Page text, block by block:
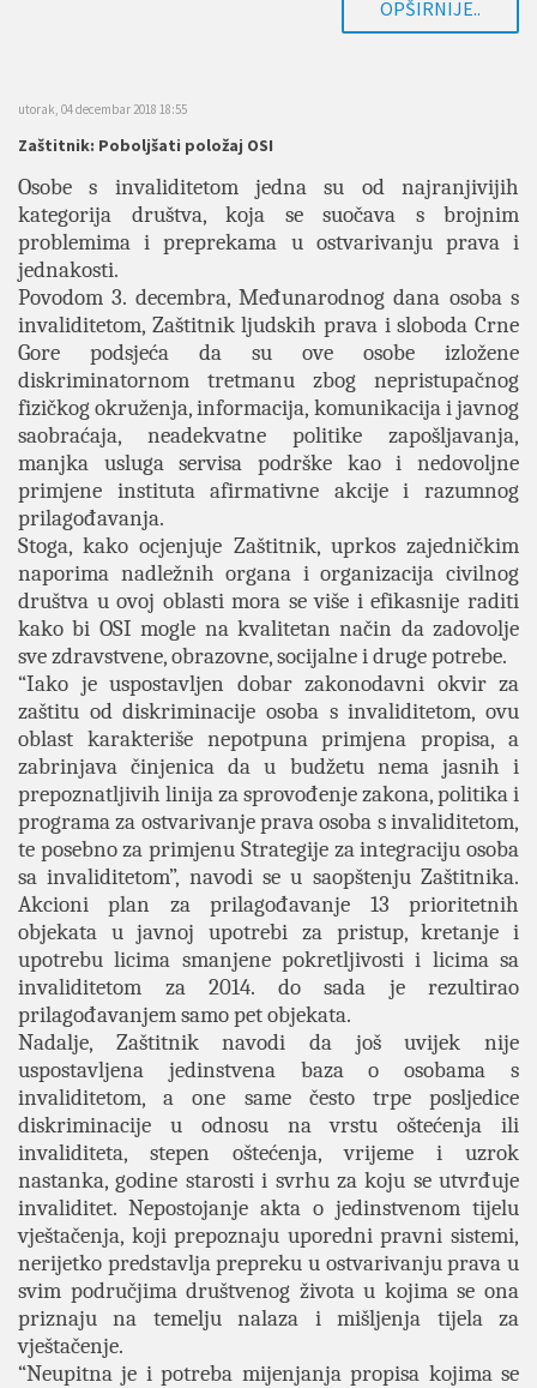
OPŠIRNIJE..
utorak, 04 decembar 2018 18:55
Zaštitnik: Poboljšati položaj OSI
Osobe s invaliditetom jedna su od najranjivijih
kategorija društva, koja se suočava s brojnim
problemima i preprekama u ostvarivanju prava i
jednakosti.
Povodom 3. decembra, Međunarodnog dana osoba s
invaliditetom, Zaštitnik ljudskih prava i sloboda Crne
Gore podsjeća da su ove osobe izložene
diskriminatornom tretmanu zbog nepristupačnog
fizičkog okruženja, informacija, komunikacija i javnog
saobraćaja, neadekvatne politike zapošljavanja,
manjka usluga servisa podrške kao i nedovoljne
primjene instituta afirmativne akcije i razumnog
prilagođavanja.
Stoga, kako ocjenjuje Zaštitnik, uprkos zajedničkim
naporima nadležnih organa i organizacija civilnog
društva u ovoj oblasti mora se više i efikasnije raditi
kako bi OSI mogle na kvalitetan način da zadovolje
sve zdravstvene, obrazovne, socijalne i druge potrebe.
“Iako je uspostavljen dobar zakonodavni okvir za
zaštitu od diskriminacije osoba s invaliditetom, ovu
oblast karakteriše nepotpuna primjena propisa, a
zabrinjava činjenica da u budžetu nema jasnih i
prepoznatljivih linija za sprovođenje zakona, politika i
programa za ostvarivanje prava osoba s invaliditetom,
te posebno za primjenu Strategije za integraciju osoba
sa invaliditetom”, navodi se u saopštenju Zaštitnika.
Akcioni plan za prilagođavanje 13 prioritetnih
objekata u javnoj upotrebi za pristup, kretanje i
upotrebu licima smanjene pokretljivosti i licima sa
invaliditetom za 2014. do sada je rezultirao
prilagođavanjem samo pet objekata.
Nadalje, Zaštitnik navodi da još uvijek nije
uspostavljena jedinstvena baza o osobama s
invaliditetom, a one same često trpe posljedice
diskriminacije u odnosu na vrstu oštećenja ili
invaliditeta, stepen oštećenja, vrijeme i uzrok
nastanka, godine starosti i svrhu za koju se utvrđuje
invaliditet. Nepostojanje akta o jedinstvenom tijelu
vještačenja, koji prepoznaju uporedni pravni sistemi,
nerijetko predstavlja prepreku u ostvarivanju prava u
svim područjima društvenog života u kojima se ona
priznaju na temelju nalaza i mišljenja tijela za
vještačenje.
“Neupitna je i potreba mijenjanja propisa kojima se